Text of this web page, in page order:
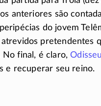
anteriores são
do jovem
pretendentes
No final, é claro,Odisseu
e recuperar seu reino.